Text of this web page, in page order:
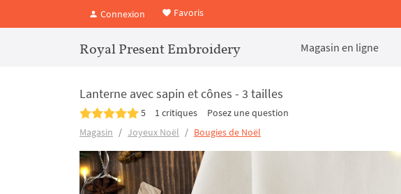
Connexion Favoris
Royal Present Embroidery Magasin en ligne
Lanterne avec sapin et cônes - 3 tailles
5 1 critiques
Posez une question
Magasin
Joyeux Noël Bougies de Noël